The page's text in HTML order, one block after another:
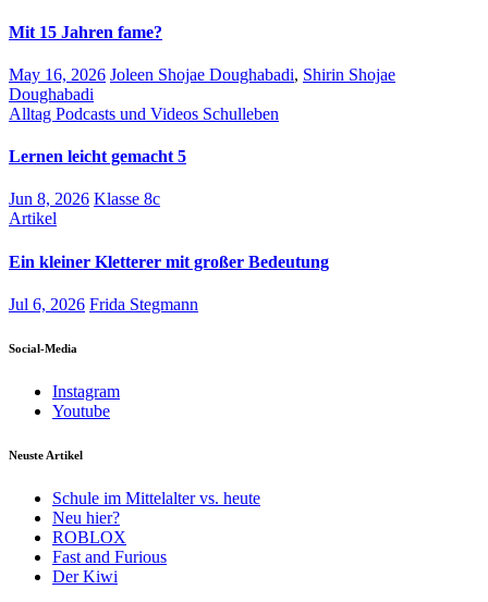
Mit 15 Jahren fame?
May 16, 2026 Joleen Shojae Doughabadi, Shirin Shojae
Doughabadi
Alltag Podcasts und Videos Schulleben
Lernen leicht gemacht 5
Jun 8, 2026 Klasse 8c
Artikel
Ein kleiner Kletterer mit großer Bedeutung
Jul 6, 2026 Frida Stegmann
Social-Media
Instagram
Youtube
Neuste Artikel
Schule im Mittelalter vs. heute
Neu hier?
ROBLOX
Fast and Furious
Der Kiwi